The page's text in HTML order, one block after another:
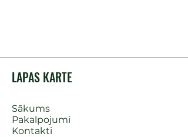
LAPAS KARTE
Sākums
Pakalpojumi
Kontakti